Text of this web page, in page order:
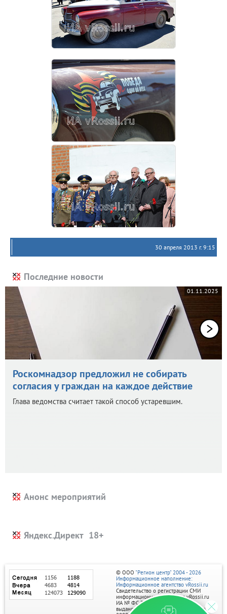
30 апреля 2013 г. 9:15
Последние новости
01.11.2025
Роскомнадзор предложил не собирать
согласия у граждан на каждое действие
Глава ведомства считает такой способ устаревшим.
Анонс мероприятий
Яндекс.Директ
© ООО "Регион центр" 2004 - 2026
Информационное наполнение:
Информационное агентство vRossii.ru
Свидетельство о регистрации СМИ
информационного агентства vRossii.ru
ИА № ФС 77‑35502
выдано РОСКОМНАДЗОРом 04 марта